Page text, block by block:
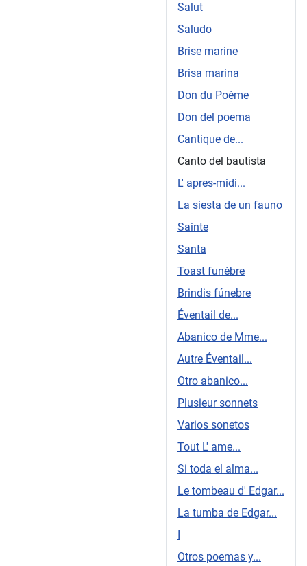
Salut
Saludo
Brise marine
Brisa marina
Don du Poème
Don del poema
Cantique de...
Canto del bautista
L' apres-midi...
La siesta de un fauno
Sainte
Santa
Toast funèbre
Brindis fúnebre
Éventail de...
Abanico de Mme...
Autre Éventail...
Otro abanico...
Plusieur sonnets
Varios sonetos
Tout L' ame...
Si toda el alma...
Le tombeau d' Edgar...
La tumba de Edgar...
Otros poemas y...